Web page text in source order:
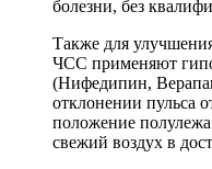
болезни, без
Также для
ЧСС применяют
(Нифедипин,
отклонении пульса
положение
свежий воздух в